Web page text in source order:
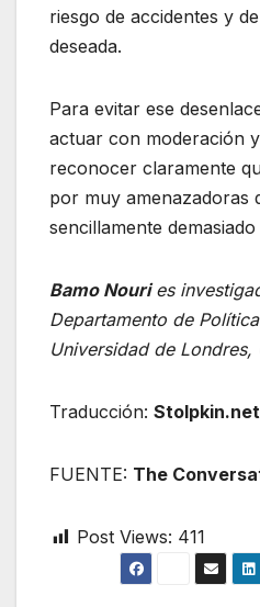
riesgo de accidentes y
deseada.
Para evitar ese
actuar con moderación
reconocer claramente
por muy amenazadoras
sencillamente
Bamo Nouries
Departamento de
Universidad de Londres,
Traducción: Stolpkin.net
FUENTE: The
Post Views: 411